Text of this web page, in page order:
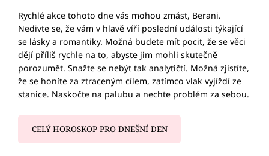
Rychlé akce tohoto dne vás mohou zmást, Berani.
Nedivte se, že vám v hlavě víří poslední události týkající
se lásky a romantiky. Možná budete mít pocit, že se věci
dějí příliš rychle na to, abyste jim mohli skutečně
porozumět. Snažte se nebýt tak analytičtí. Možná zjistíte,
že se honíte za ztraceným cílem, zatímco vlak vyjíždí ze
stanice. Naskočte na palubu a nechte problém za sebou.
CELÝ HOROSKOP PRO DNEŠNÍ DEN